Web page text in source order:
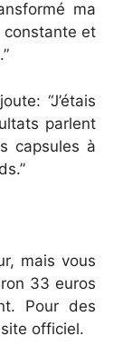
ma
constante et
“J’étais
parlent
capsules à
mais vous
33 euros
Pour des
officiel.